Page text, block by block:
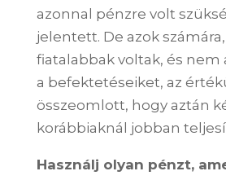
azonnal pénzre volt
jelentett. De azok
fiatalabbak voltak, és nem
a befektetéseiket, az
összeomlott, hogy aztán
korábbiaknál jobban
Használj olyan pénzt,